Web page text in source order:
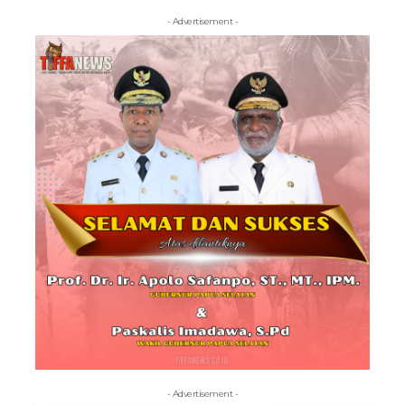
- Advertisement -
- Advertisement -